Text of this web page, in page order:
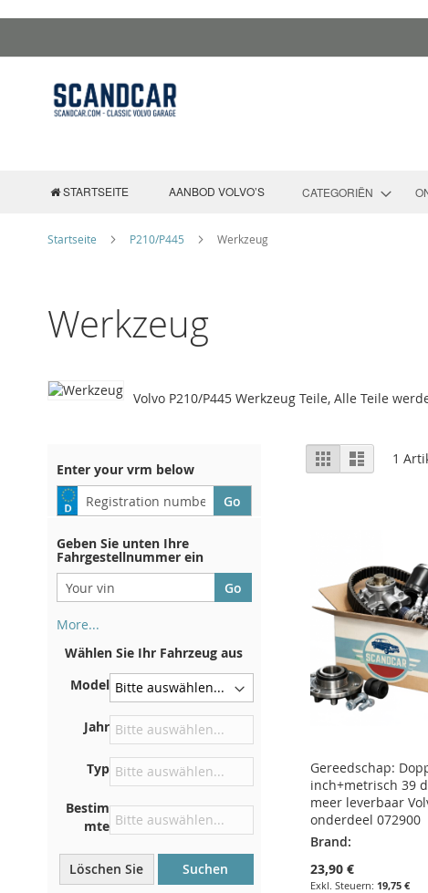
Inhalt
STARTSEITE AANBOD VOLVO’S CATEGORIËN
Startseite P210/P445 Werkzeug
Werkzeug
Volvo P210/P445 Werkzeug Teile, Alle Teile
Anzeigen
als
Liste Liste 1
Gereedschap:
inch+metrisch 39
meer leverbaar
onderdeel 072900
Brand:
23,90 €
19,75 €
Enter your vrm below
Geben Sie unten Ihre
Fahrgestellnummer ein
More...
Sie auf der Rückseite Ihrer
Zulassungsbescheinigung. Und
auch im Auto
Auf der Bodenplatte für den
rechten Vordersitz
Zentrieren Sie es an der
Trennwand unter der Haube
Direkt im Motorraum
Windschutzscheibe, auf dem
Armaturenbrett
Wählen Sie Ihr Fahrzeug aus
Model
Jahr
Typ
Bestim
mte
Löschen Sie Suchen